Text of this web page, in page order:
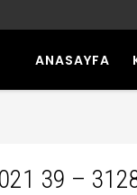
ANASAYFA
39 –